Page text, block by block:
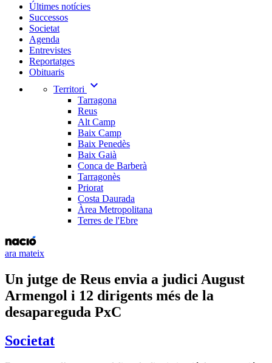
Últimes notícies
Successos
Societat
Agenda
Entrevistes
Reportatges
Obituaris
Territori
expand_more
Tarragona
Reus
Alt Camp
Baix Camp
Baix Penedès
Baix Gaià
Conca de Barberà
Tarragonès
Priorat
Costa Daurada
Àrea Metropolitana
Terres de l'Ebre
ara mateix
Un jutge de Reus envia a judici August
Armengol i 12 dirigents més de la
desapareguda PxC
Societat